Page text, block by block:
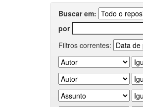
Buscar em:
por
Filtros correntes: